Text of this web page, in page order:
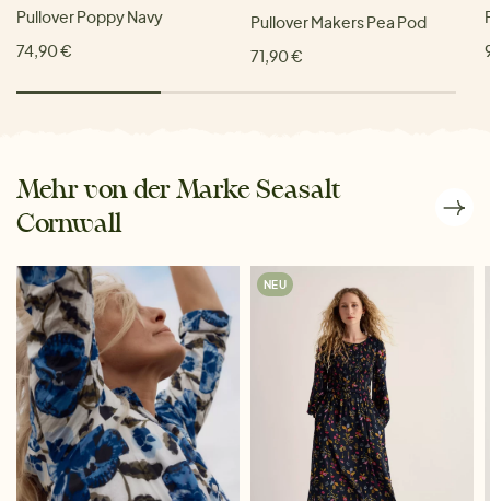
Pullover Poppy Navy
74,90 €
Pullover Makers Pea Pod
71,90 €
Mehr von der Marke Seasalt
Cornwall
NEU